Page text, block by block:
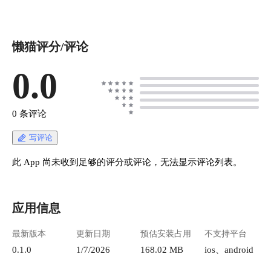
懒猫评分/评论
0.0
0 条评论
写评论
此 App 尚未收到足够的评分或评论，无法显示评论列表。
应用信息
最新版本
0.1.0
更新日期
1/7/2026
预估安装占用
168.02 MB
不支持平台
ios、android